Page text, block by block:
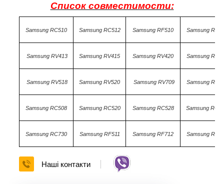
Список совместимости:
Samsung RC510 Samsung RC512 Samsung RF510 Samsung
Samsung RV413 Samsung RV415 Samsung RV420 Samsung
Samsung RV518 Samsung RV520 Samsung RV709 Samsung
Samsung RC508 Samsung RC520 Samsung RC528 Samsung
Samsung RC730 Samsung RF511 Samsung RF712 Samsung
Наші контакти